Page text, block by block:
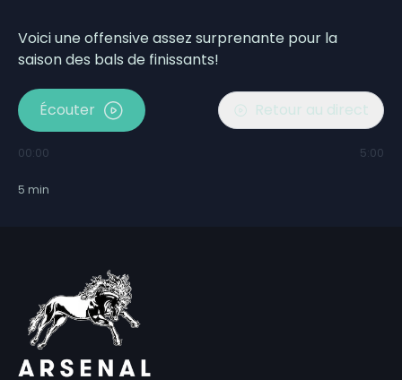
Voici une offensive assez surprenante pour la
saison des bals de finissants!
Écouter Retour au direct
00:00 5:00
5 min